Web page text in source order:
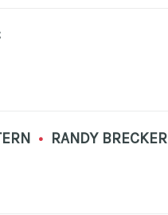
• RANDY BRECKER